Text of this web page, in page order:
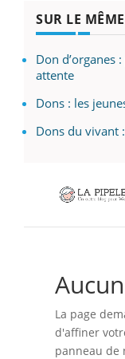
SUR LE
Don d’organes
attente
Dons : les
Dons du vivant